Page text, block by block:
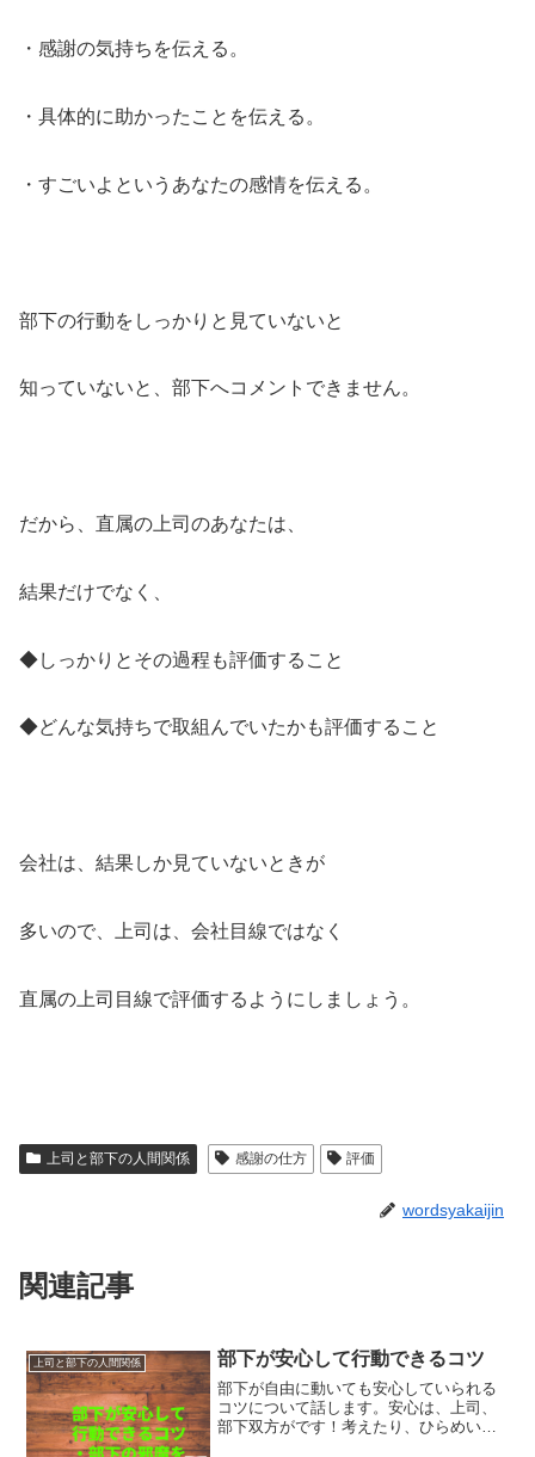
・感謝の気持ちを伝える。
・具体的に助かったことを伝える。
・すごいよというあなたの感情を伝える。
部下の行動をしっかりと見ていないと
知っていないと、部下へコメントできません。
だから、直属の上司のあなたは、
結果だけでなく、
◆しっかりとその過程も評価すること
◆どんな気持ちで取組んでいたかも評価すること
会社は、結果しか見ていないときが
多いので、上司は、会社目線ではなく
直属の上司目線で評価するようにしましょう。
上司と部下の人間関係 感謝の仕方 評価
wordsyakaijin
関連記事
上司と部下の人間関係 部下が安心して行動できるコツ
部下が自由に動いても安心していられる
コツについて話します。安心は、上司、
部下双方がです！考えたり、ひらめいた